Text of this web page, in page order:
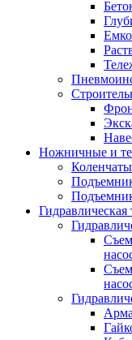
Ножничные и
Гидравлическая